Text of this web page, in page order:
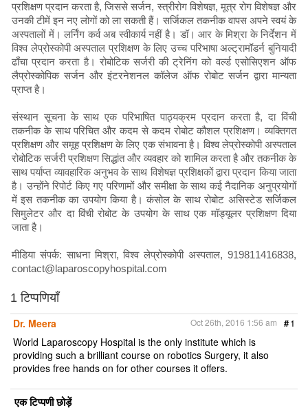
प्रशिक्षण प्रदान करता है, जिससे सर्जन, स्त्रीरोग विशेषज्ञ, मूत्र रोग विशेषज्ञ और
उनकी टीमें इन नए लोगों को ला सकती हैं। सर्जिकल तकनीक वापस अपने स्वयं के
अस्पतालों में। लर्निंग कर्व अब स्वीकार्य नहीं है। डॉ। आर के मिश्रा के निर्देशन में
विश्व लेप्रोस्कोपी अस्पताल प्रशिक्षण के लिए उच्च परिभाषा अल्ट्रामॉडर्न बुनियादी
ढाँचा प्रदान करता है। रोबोटिक सर्जरी की ट्रेनिंग को वर्ल्ड एसोसिएशन ऑफ
लैप्रोस्कोपिक सर्जन और इंटरनेशनल कॉलेज ऑफ रोबोट सर्जन द्वारा मान्यता
प्राप्त है।
संस्थान सूचना के साथ एक परिभाषित पाठ्यक्रम प्रदान करता है, दा विंची
तकनीक के साथ परिचित और कदम से कदम रोबोट कौशल प्रशिक्षण। व्यक्तिगत
प्रशिक्षण और समूह प्रशिक्षण के लिए एक संभावना है। विश्व लेप्रोस्कोपी अस्पताल
रोबोटिक सर्जरी प्रशिक्षण सिद्धांत और व्यवहार को शामिल करता है और तकनीक के
साथ पर्याप्त व्यावहारिक अनुभव के साथ विशेषज्ञ प्रशिक्षकों द्वारा प्रदान किया जाता
है। उन्होंने रिपोर्ट किए गए परिणामों और समीक्षा के साथ कई नैदानिक ​​अनुप्रयोगों
में इस तकनीक का उपयोग किया है। कंसोल के साथ रोबोट असिस्टेड सर्जिकल
सिमुलेटर और दा विंची रोबोट के उपयोग के साथ एक मॉड्यूलर प्रशिक्षण दिया
जाता है।
मीडिया संपर्क: साधना मिश्रा, विश्व लेप्रोस्कोपी अस्पताल, 919811416838,
contact@laparoscopyhospital.com
1 टिप्पणियाँ
Dr. Meera
#1
Oct 26th, 2016 1:56 am
World Laparoscopy Hospital is the only institute which is
providing such a brilliant course on robotics Surgery, it also
provides free hands on for other courses it offers.
एक टिप्पणी छोड़ें